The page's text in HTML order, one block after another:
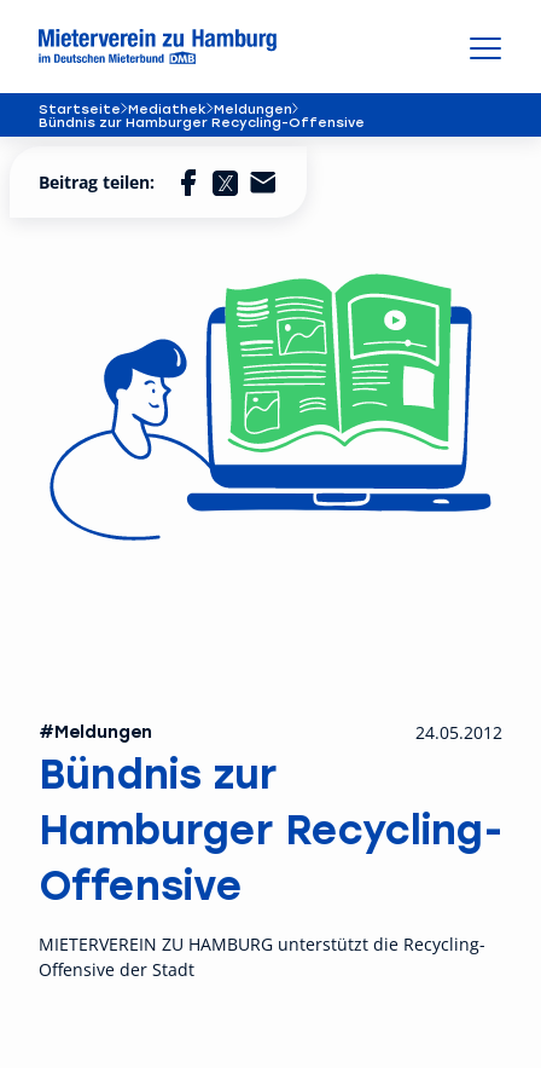
Startseite Mediathek Meldungen
Bündnis zur Hamburger Recycling-Offensive
#Meldungen 24.05.2012
Bündnis zur
Hamburger Recycling-
Offensive
MIETERVEREIN ZU HAMBURG unterstützt die Recycling-
Offensive der Stadt
Beitrag teilen: